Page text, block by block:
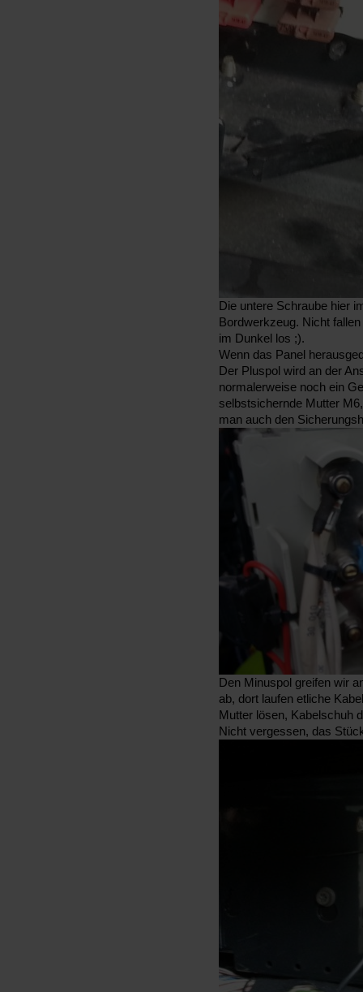
Die untere Schraube hier
Bordwerkzeug. Nicht
im Dunkel los ;).
Wenn das Panel
Der Pluspol wird an der
normalerweise noch ein
selbstsichernde Mutter
man auch den
Den Minuspol greifen wir
ab, dort laufen etliche
Mutter lösen, Kabelschuh
Nicht vergessen, das